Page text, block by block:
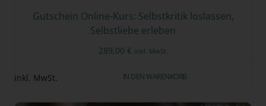
Gutschein Online-Kurs: Selbstkritik loslassen,
Selbstliebe erleben
289,00 € inkl. MwSt.
inkl. MwSt. IN DEN WARENKORB